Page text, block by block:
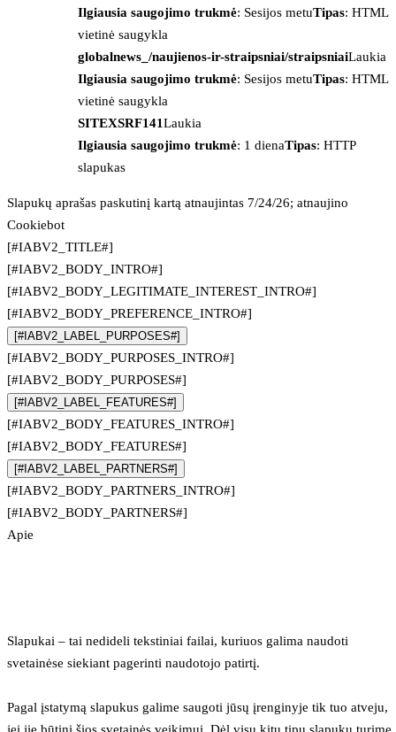
Ilgiausia saugojimo trukmė: Sesijos metuTipas: HTML
vietinė saugykla
globalnews_/naujienos-ir-straipsniai/straipsniaiLaukia
Ilgiausia saugojimo trukmė: Sesijos metuTipas: HTML
vietinė saugykla
SITEXSRF141Laukia
Ilgiausia saugojimo trukmė: 1 dienaTipas: HTTP
slapukas
Slapukų aprašas paskutinį kartą atnaujintas 7/24/26; atnaujino
Cookiebot
[#IABV2_TITLE#]
[#IABV2_BODY_INTRO#]
[#IABV2_BODY_LEGITIMATE_INTEREST_INTRO#]
[#IABV2_BODY_PREFERENCE_INTRO#]
[#IABV2_LABEL_PURPOSES#]
[#IABV2_BODY_PURPOSES_INTRO#]
[#IABV2_BODY_PURPOSES#]
[#IABV2_LABEL_FEATURES#]
[#IABV2_BODY_FEATURES_INTRO#]
[#IABV2_BODY_FEATURES#]
[#IABV2_LABEL_PARTNERS#]
[#IABV2_BODY_PARTNERS_INTRO#]
[#IABV2_BODY_PARTNERS#]
Apie
Slapukai – tai nedideli tekstiniai failai, kuriuos galima naudoti
svetainėse siekiant pagerinti naudotojo patirtį.
Pagal įstatymą slapukus galime saugoti jūsų įrenginyje tik tuo atveju,
jei jie būtini šios svetainės veikimui. Dėl visų kitų tipų slapukų turime